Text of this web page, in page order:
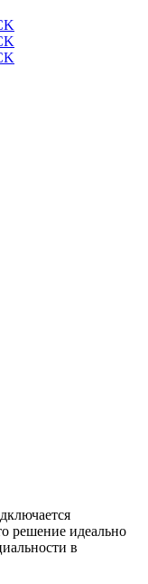
решение идеально
в